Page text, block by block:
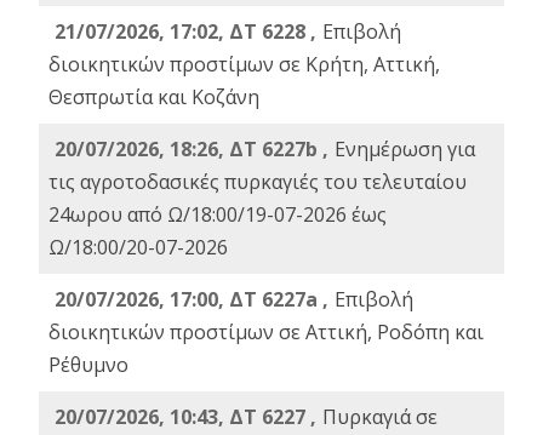
21/07/2026, 17:02, ΔΤ 6228 , Επιβολή
διοικητικών προστίμων σε Κρήτη, Αττική,
Θεσπρωτία και Κοζάνη
20/07/2026, 18:26, ΔΤ 6227b , Ενημέρωση για
τις αγροτοδασικές πυρκαγιές του τελευταίου
24ωρου από Ω/18:00/19-07-2026 έως
Ω/18:00/20-07-2026
20/07/2026, 17:00, ΔΤ 6227a , Επιβολή
διοικητικών προστίμων σε Αττική, Ροδόπη και
Ρέθυμνο
20/07/2026, 10:43, ΔΤ 6227 , Πυρκαγιά σε